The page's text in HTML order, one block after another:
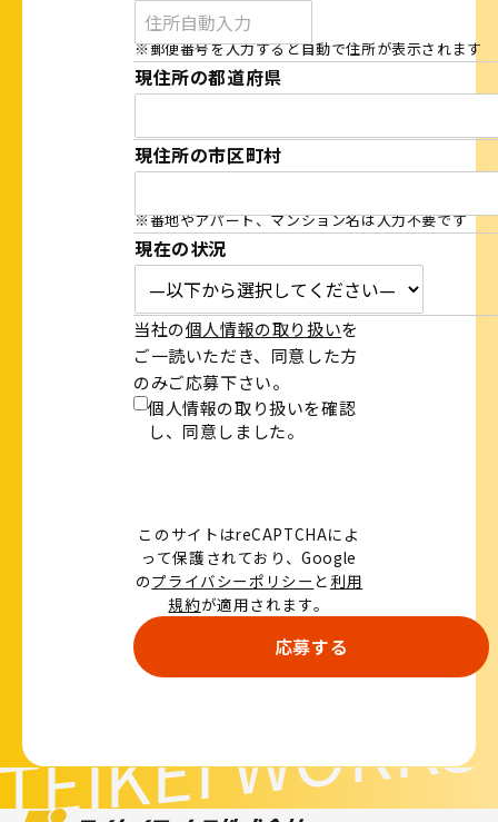
※郵便番号を入力すると自動で住所が表示されます
現住所の都道府県
現住所の市区町村
※番地やアパート、マンション名は入力不要です
現在の状況
当社の個人情報の取り扱いを
ご一読いただき、同意した方
のみご応募下さい。
個人情報の取り扱いを確認
し、 同意しました。
このサイトはreCAPTCHAによ
って保護されており、Google
のプライバシーポリシー と 利用
規約が適用されます。
WORKS